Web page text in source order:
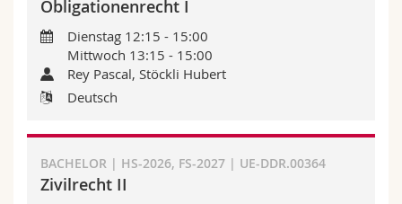
Weiterbildung
Philosophische Fak.
Fak. für Erziehungs- und Bildungswissenschaften
Math.-Nat. und Med. Fak.
Interfakultär
Medien
Forschende
Mitarbeitende
Doktorierende
Ortsplan
Bibliotheken
Webmail
Vorlesungsverzeichnis
Obligationenrecht I
Dienstag 12:15 - 15:00
Mittwoch 13:15 - 15:00
Rey Pascal, Stöckli Hubert
Deutsch
BACHELOR | HS-2026, FS-2027 | UE-DDR.00364
Zivilrecht II